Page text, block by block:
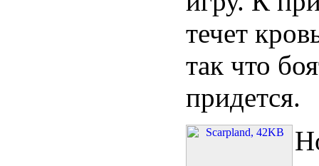
течет
так что
придется.